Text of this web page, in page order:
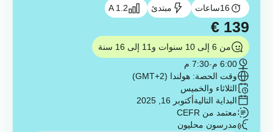
16ساعات مبتدئ A 1.2
€ 139
من 6 إلى 10 سنوات و11 إلى 16 سنة
6:00 م
-7:30 م
وقت الحصة: هولندا (GMT+2)
الثلاثاء والخميس
البداية التاليةأكتوبر 16, 2025
معتمد من CEFR
مدرسون محليون